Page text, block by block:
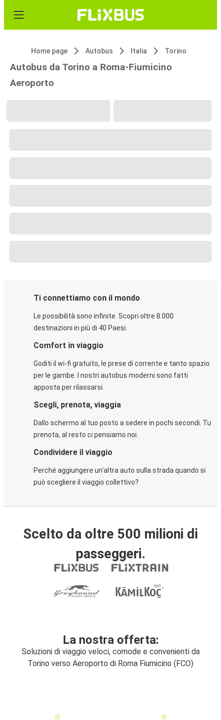
Home page Autobus Italia Torino
Autobus da Torino a Roma-Fiumicino
Aeroporto
Ti connettiamo con il mondo
Le possibilità sono infinite. Scopri oltre 8.000
destinazioni in più di 40 Paesi.
Comfort in viaggio
Goditi il wi-fi gratuito, le prese di corrente e tanto spazio
per le gambe. I nostri autobus moderni sono fatti
apposta per rilassarsi.
Scegli, prenota, viaggia
Dallo schermo al tuo posto a sedere in pochi secondi. Tu
prenota, al resto ci pensiamo noi.
Condividere il viaggio
Perché aggiungere un'altra auto sulla strada quando si
può scegliere il viaggio collettivo?
Scelto da oltre 500 milioni di
passeggeri.
La nostra offerta:
Soluzioni di viaggio veloci, comode e convenienti da
Torino verso Aeroporto di Roma Fiumicino (FCO)